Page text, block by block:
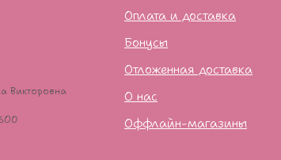
Викторовна
Оплата и доставка
Бонусы
Отложенная доставка
О нас
Оффлайн-магазины